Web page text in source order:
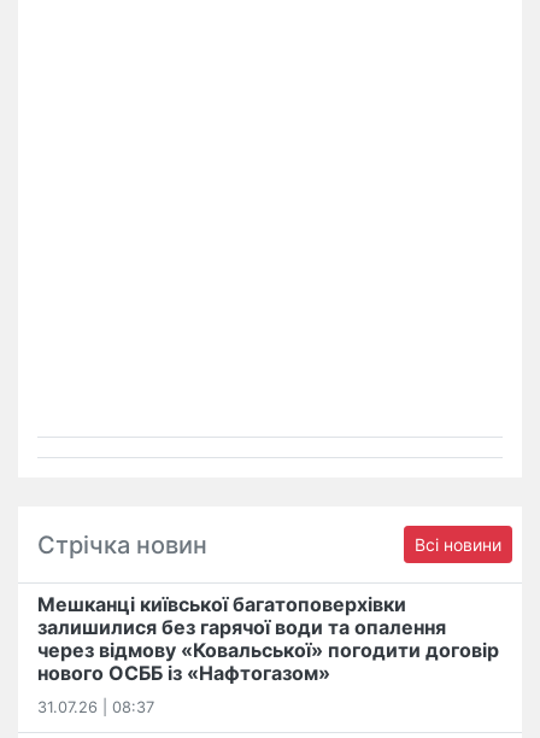
Стрічка новин Всі новини
Мешканці київської багатоповерхівки
залишилися без гарячої води та опалення
через відмову «Ковальської» погодити договір
нового ОСББ із «Нафтогазом»
31.07.26 | 08:37